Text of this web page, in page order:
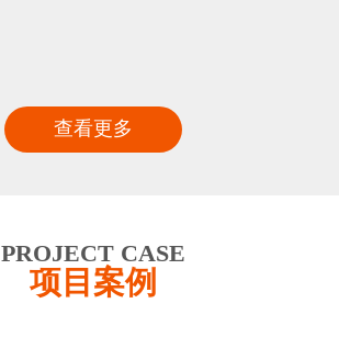
查看更多
PROJECT CASE
项目案例